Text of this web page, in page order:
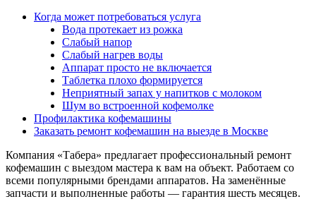
Когда может потребоваться услуга
Вода протекает из рожка
Слабый напор
Слабый нагрев воды
Аппарат просто не включается
Таблетка плохо формируется
Неприятный запах у напитков с молоком
Шум во встроенной кофемолке
Профилактика кофемашины
Заказать ремонт кофемашин на выезде в Москве
Компания «Табера» предлагает профессиональный ремонт
кофемашин с выездом мастера к вам на объект. Работаем со
всеми популярными брендами аппаратов. На заменённые
запчасти и выполненные работы — гарантия шесть месяцев.